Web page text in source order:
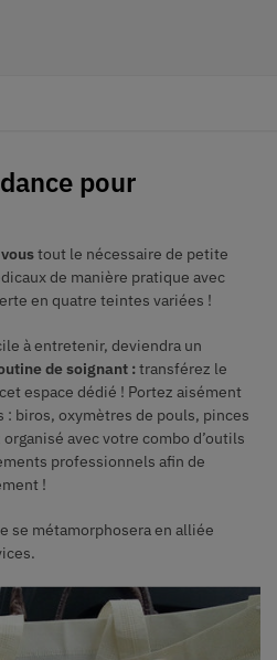
pour
tout le nécessaire de petite
de manière pratique avec
en quatre teintes variées !
à entretenir, deviendra un
de soignant :transférez le
espace dédié ! Portez aisément
: biros, oxymètres de pouls, pinces
avec votre combo d’outils
professionnels afin de
!
se métamorphosera en alliée